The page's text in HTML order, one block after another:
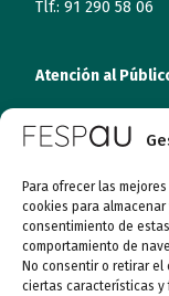
Para ofrecer las
cookies para
consentimiento de
comportamiento de
No consentir o retirar
ciertas características y
Tlf.: 91 290 58 06
Atención al
Lunes a miércoles
09:00 a 16:00
Jueves (online)
09:00 a 16:00
Viernes (online)
09:00 a 14:00